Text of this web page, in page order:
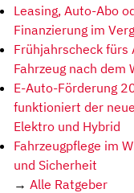
Leasing, Auto-Abo
Finanzierung im
Frühjahrscheck fürs
Fahrzeug nach dem
E-Auto-Förderung
funktioniert der
Elektro und Hybrid
Fahrzeugpflege im
und Sicherheit
→ Alle Ratgeber